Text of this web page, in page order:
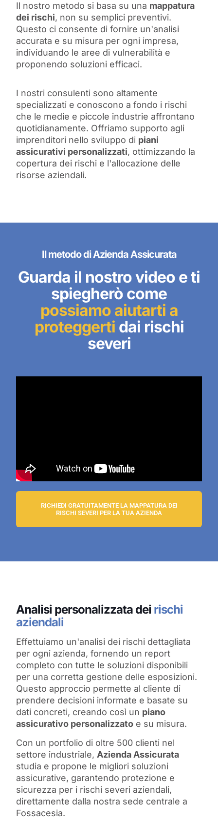
Il nostro metodo si basa su una mappatura
dei rischi, non su semplici preventivi.
Questo ci consente di fornire un'analisi
accurata e su misura per ogni impresa,
individuando le aree di vulnerabilità e
proponendo soluzioni efficaci.
I nostri consulenti sono altamente
specializzati e conoscono a fondo i rischi
che le medie e piccole industrie affrontano
quotidianamente. Offriamo supporto agli
imprenditori nello sviluppo di piani
assicurativi personalizzati, ottimizzando la
copertura dei rischi e l'allocazione delle
risorse aziendali.
Il metodo di Azienda Assicurata
Guarda il nostro video e ti
spiegherò come
possiamo aiutarti a
proteggerti dai rischi
severi
RICHIEDI GRATUITAMENTE LA MAPPATURA DEI
RISCHI SEVERI PER LA TUA AZIENDA
Analisi personalizzata dei rischi
aziendali
Effettuiamo un'analisi dei rischi dettagliata
per ogni azienda, fornendo un report
completo con tutte le soluzioni disponibili
per una corretta gestione delle esposizioni.
Questo approccio permette al cliente di
prendere decisioni informate e basate su
dati concreti, creando così un piano
assicurativo personalizzato e su misura.
Con un portfolio di oltre 500 clienti nel
settore industriale, Azienda Assicurata
studia e propone le migliori soluzioni
assicurative, garantendo protezione e
sicurezza per i rischi severi aziendali,
direttamente dalla nostra sede centrale a
Fossacesia.